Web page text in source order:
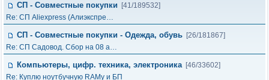
СП - Совместные покупки
[41/189532]
Re: СП Aliexpress (Алиэкспре…
СП - Совместные покупки - Одежда, обувь [26/181867]
Re: СП Садовод. Сбор на 08 а…
Компьютеры, цифр. техника, электроника [46/33602]
Re: Куплю ноутбучную RAMу и БП